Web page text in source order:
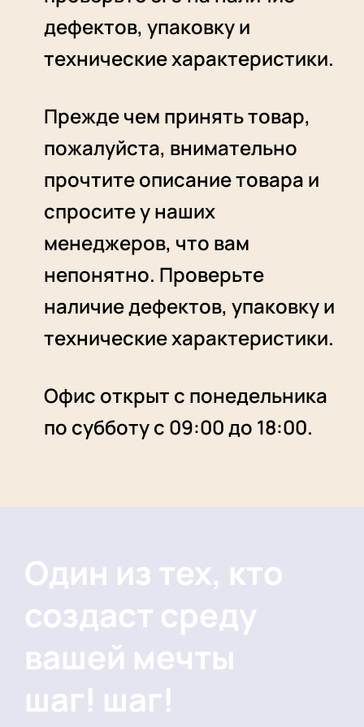
дефектов, упаковку и
технические характеристики.
Прежде чем принять товар,
пожалуйста, внимательно
прочтите описание товара и
спросите у наших
менеджеров, что вам
непонятно. Проверьте
наличие дефектов, упаковку и
технические характеристики.
Офис открыт с понедельника
по субботу с 09:00 до 18:00.
Один из тех, кто
создаст среду
вашей мечты
шаг! шаг!